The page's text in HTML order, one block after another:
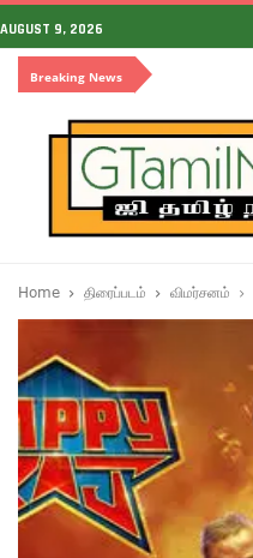
AUGUST 9, 2026
Breaking News
Home திரைப்படம் விமர்சனம்